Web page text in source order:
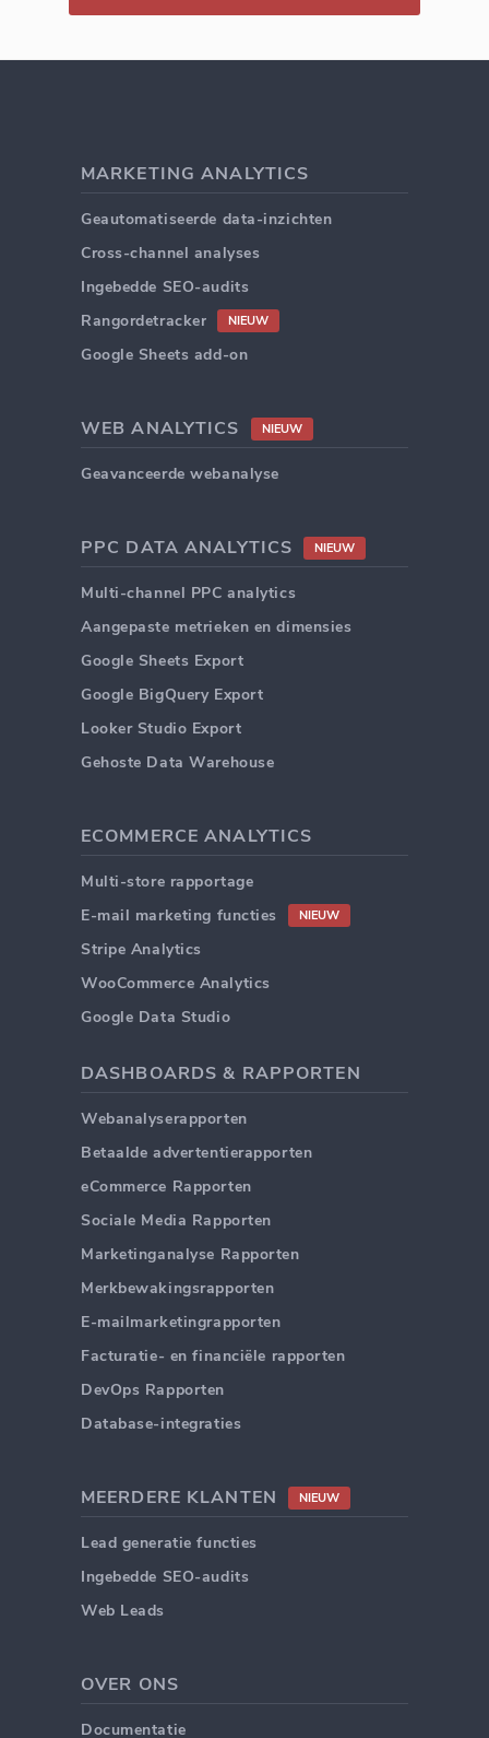
MARKETING ANALYTICS
Geautomatiseerde data-inzichten
Cross-channel analyses
Ingebedde SEO-audits
Rangordetracker
NIEUW
Google Sheets add-on
WEB ANALYTICS NIEUW
Geavanceerde webanalyse
PPC DATA ANALYTICS NIEUW
Multi-channel PPC analytics
Aangepaste metrieken en dimensies
Google Sheets Export
Google BigQuery Export
Looker Studio Export
Gehoste Data Warehouse
ECOMMERCE ANALYTICS
Multi-store rapportage
E-mail marketing functies
NIEUW
Stripe Analytics
WooCommerce Analytics
Google Data Studio
DASHBOARDS & RAPPORTEN
Webanalyserapporten
Betaalde advertentierapporten
eCommerce Rapporten
Sociale Media Rapporten
Marketinganalyse Rapporten
Merkbewakingsrapporten
E-mailmarketingrapporten
Facturatie- en financiële rapporten
DevOps Rapporten
Database-integraties
MEERDERE KLANTEN NIEUW
Lead generatie functies
Ingebedde SEO-audits
Web Leads
OVER ONS
Documentatie